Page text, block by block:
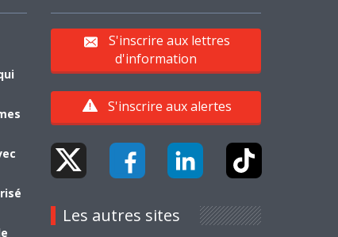
S'inscrire aux lettres
d'information
S'inscrire aux alertes
Les autres sites